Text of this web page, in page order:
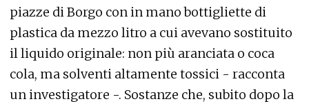
piazze di Borgo con in mano bottigliette di
plastica da mezzo litro a cui avevano sostituito
il liquido originale: non più aranciata o coca
cola, ma solventi altamente tossici - racconta
un investigatore -. Sostanze che, subito dopo la